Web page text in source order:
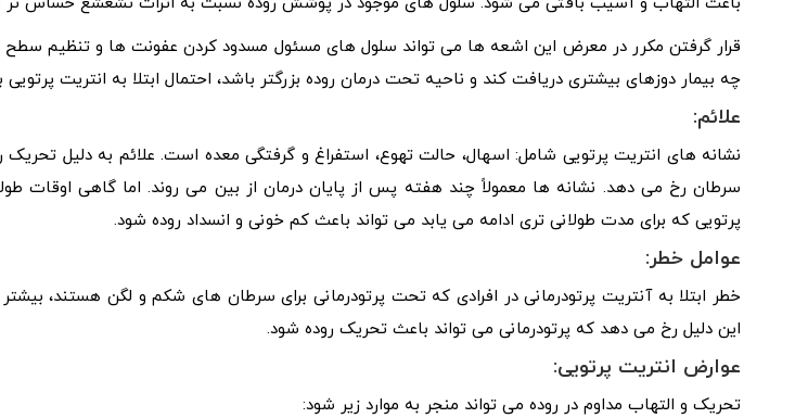
قرار گرفتن مکرر در معرض این اشعه ها می تواند سلول های مسئول مسدود کردن عفونت ها و تنظیم سطح
چه بیمار دوزهای بیشتری دریافت کند و ناحیه تحت درمان روده بزرگتر باشد، احتمال ابتلا به انتریت
علائم:
نشانه های انتریت پرتویی شامل: اسهال، حالت تهوع، استفراغ و گرفتگی معده است. علائم به دلیل تحریک
سرطان رخ می دهد. نشانه ها معمولاً چند هفته پس از پایان درمان از بین می روند. اما گاهی اوقات
پرتویی که برای مدت طولانی تری ادامه می یابد می تواند باعث کم خونی و انسداد روده شود.
عوامل خطر:
خطر ابتلا به آنتریت پرتودرمانی در افرادی که تحت پرتودرمانی برای سرطان های شکم و لگن هستند،
این دلیل رخ می دهد که پرتودرمانی می تواند باعث تحریک روده شود.
عوارض انتریت پرتویی:
تحریک و التهاب مداوم در روده می تواند منجر به موارد زیر شود: